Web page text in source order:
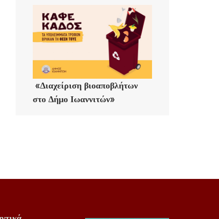
«Διαχείριση βιοαποβλήτων
στο Δήμο Ιωαννιτών»